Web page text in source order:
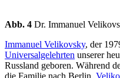
Abb. 4 Dr. Immanuel
Immanuel Velikovsky, der
Universalgelehrten unserer
Russland geboren. Während
die Familie nach Berlin.